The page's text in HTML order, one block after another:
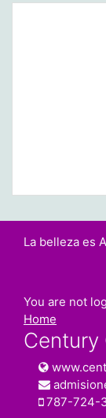
La belleza es
You are not
Home
Century
787-724-